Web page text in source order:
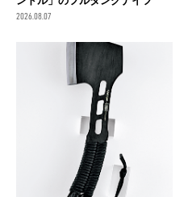
2026.08.07